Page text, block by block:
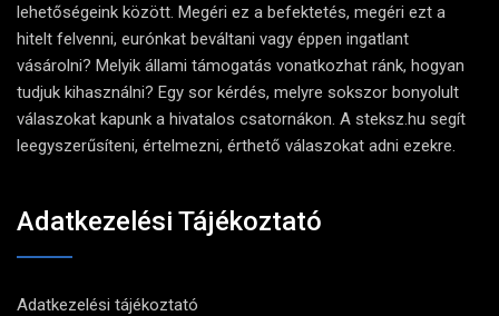
lehetőségeink között. Megéri ez a befektetés, megéri ezt a
hitelt felvenni, eurónkat beváltani vagy éppen ingatlant
vásárolni? Melyik állami támogatás vonatkozhat ránk, hogyan
tudjuk kihasználni? Egy sor kérdés, melyre sokszor bonyolult
válaszokat kapunk a hivatalos csatornákon. A steksz.hu segít
leegyszerűsíteni, értelmezni, érthető válaszokat adni ezekre.
Adatkezelési Tájékoztató
Adatkezelési tájékoztató